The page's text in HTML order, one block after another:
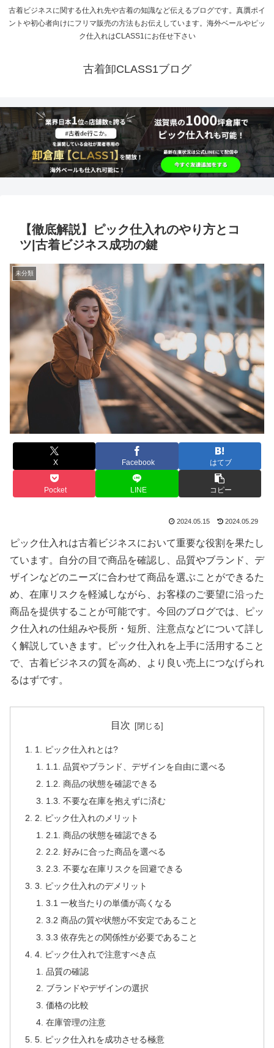
古着ビジネスに関する仕入れ先や古着の知識など伝えるブログです。真贋ポイ
ントや初心者向けにフリマ販売の方法もお伝えしています。海外ベールやピッ
ク仕入れはCLASS1にお任せ下さい
古着卸CLASS1ブログ
【徹底解説】ピック仕入れのやり方とコ
ツ|古着ビジネス成功の鍵
未分類
X Facebook はてブ
Pocket LINE コピー
2024.05.15 2024.05.29
ピック仕入れは古着ビジネスにおいて重要な役割を果たし
ています。自分の目で商品を確認し、品質やブランド、デ
ザインなどのニーズに合わせて商品を選ぶことができるた
め、在庫リスクを軽減しながら、お客様のご要望に沿った
商品を提供することが可能です。今回のブログでは、ピッ
ク仕入れの仕組みや長所・短所、注意点などについて詳し
く解説していきます。ピック仕入れを上手に活用すること
で、古着ビジネスの質を高め、より良い売上につなげられ
るはずです。
目次
1. ピック仕入れとは?
1.1. 品質やブランド、デザインを自由に選べる
1.2. 商品の状態を確認できる
1.3. 不要な在庫を抱えずに済む
2. ピック仕入れのメリット
2.1. 商品の状態を確認できる
2.2. 好みに合った商品を選べる
2.3. 不要な在庫リスクを回避できる
3. ピック仕入れのデメリット
3.1 一枚当たりの単価が高くなる
3.2 商品の質や状態が不安定であること
3.3 依存先との関係性が必要であること
4. ピック仕入れで注意すべき点
品質の確認
ブランドやデザインの選択
価格の比較
在庫管理の注意
5. ピック仕入れを成功させる極意